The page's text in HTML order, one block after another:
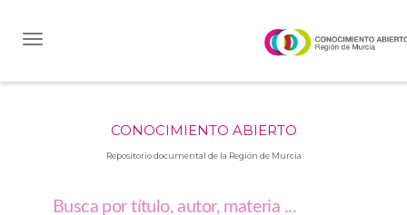
CONOCIMIENTO ABIERTO
Repositorio documental de la Región de Murcia